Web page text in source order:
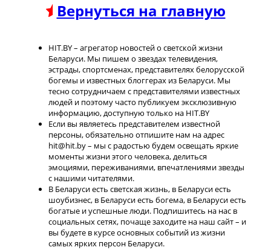
Вернуться на главную
HIT.BY – агрегатор новостей о светской жизни
Беларуси. Мы пишем о звездах телевидения,
эстрады, спортсменах, представителях белорусской
богемы и известных блоггерах из Беларуси. Мы
тесно сотрудничаем с представителями известных
людей и поэтому часто публикуем эксклюзивную
информацию, доступную только на HIT.BY
Если вы являетесь представителем известной
персоны, обязательно отпишите нам на адрес
hit@hit.by – мы с радостью будем освещать яркие
моменты жизни этого человека, делиться
эмоциями, переживаниями, впечатлениями звезды
с нашими читателями.
В Беларуси есть светская жизнь, в Беларуси есть
шоубизнес, в Беларуси есть богема, в Беларуси есть
богатые и успешные люди. Подпишитесь на нас в
социальных сетях, почаще заходите на наш сайт – и
вы будете в курсе основных событий из жизни
самых ярких персон Беларуси.